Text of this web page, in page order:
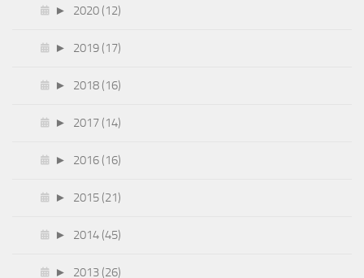
► 2020 (12)
► 2019 (17)
► 2018 (16)
► 2017 (14)
► 2016 (16)
► 2015 (21)
► 2014 (45)
► 2013 (26)